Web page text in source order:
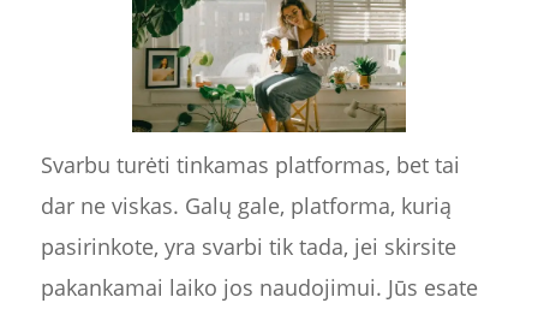
Svarbu turėti tinkamas platformas, bet tai
dar ne viskas. Galų gale, platforma, kurią
pasirinkote, yra svarbi tik tada, jei skirsite
pakankamai laiko jos naudojimui. Jūs esate